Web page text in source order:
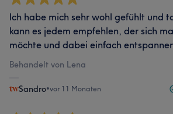
Ich habe mich sehr wohl gefühlt und
kann es jedem empfehlen, der sich
möchte und dabei einfach
Behandelt von Lena
Sandro•vor 11 Monaten